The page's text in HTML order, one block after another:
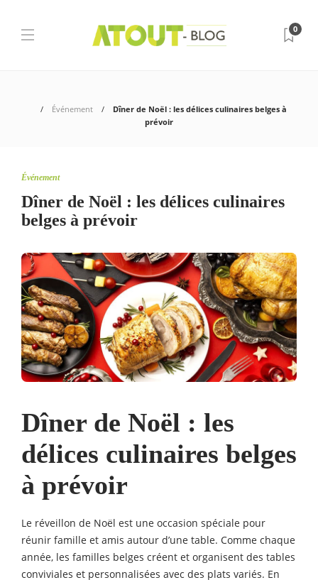
0
Événement
Dîner de Noël : les délices culinaires belges à
prévoir
Événement
Dîner de Noël : les délices culinaires
belges à prévoir
Dîner de Noël : les
délices culinaires belges
à prévoir
Le réveillon de Noël est une occasion spéciale pour
réunir famille et amis autour d’une table. Comme chaque
année, les familles belges créent et organisent des tables
conviviales et personnalisées avec des plats variés. En